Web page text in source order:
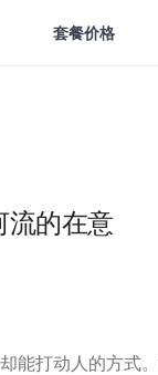
套餐价格
流的在意
能打动人的方式